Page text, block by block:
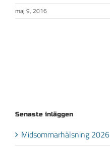
maj 9, 2016
Senaste inläggen
Midsommarhälsning 2026